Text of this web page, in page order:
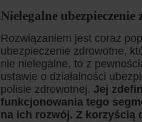
Nielegalne ubezpieczenie
Rozwiązaniem jest coraz
ubezpieczenie zdrowotne,
nie nielegalne, to z
ustawie o działalności
polisie zdrowotnej. Jej
funkcjonowania tego
na ich rozwój. Z korzyścią